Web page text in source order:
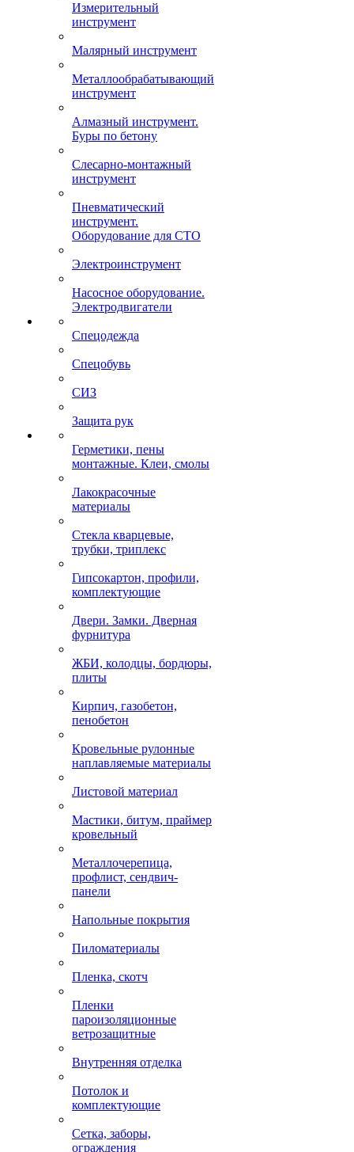
Измерительный
инструмент
Малярный инструмент
Металлообрабатывающий
инструмент
Алмазный инструмент.
Буры по бетону
Слесарно-монтажный
инструмент
Пневматический
инструмент.
Оборудование для СТО
Электроинструмент
Насосное оборудование.
Электродвигатели
Спецодежда
Спецобувь
СИЗ
Защита рук
Герметики, пены
монтажные. Клеи, смолы
Лакокрасочные
материалы
Стекла кварцевые,
трубки, триплекс
Гипсокартон, профили,
комплектующие
Двери. Замки. Дверная
фурнитура
ЖБИ, колодцы, бордюры,
плиты
Кирпич, газобетон,
пенобетон
Кровельные рулонные
наплавляемые материалы
Листовой материал
Мастики, битум, праймер
кровельный
Металлочерепица,
профлист, сендвич-
панели
Напольные покрытия
Пиломатериалы
Пленка, скотч
Пленки
пароизоляционные
ветрозащитные
Внутренняя отделка
Потолок и
комплектующие
Сетка, заборы,
ограждения